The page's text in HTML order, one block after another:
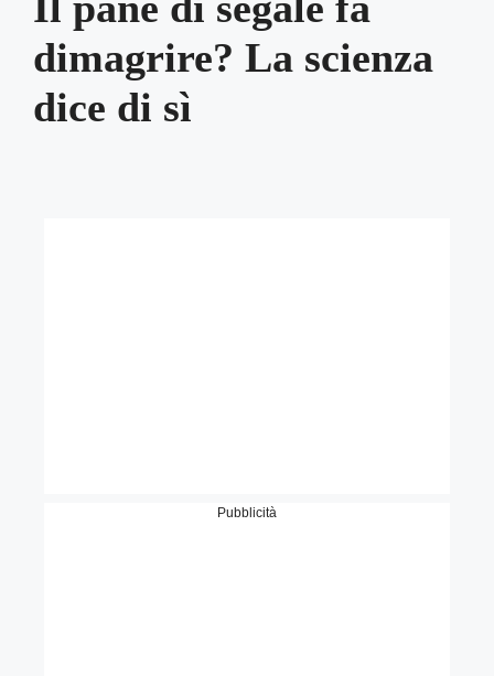
dimagrire? La scienza
dice di sì
Pubblicità